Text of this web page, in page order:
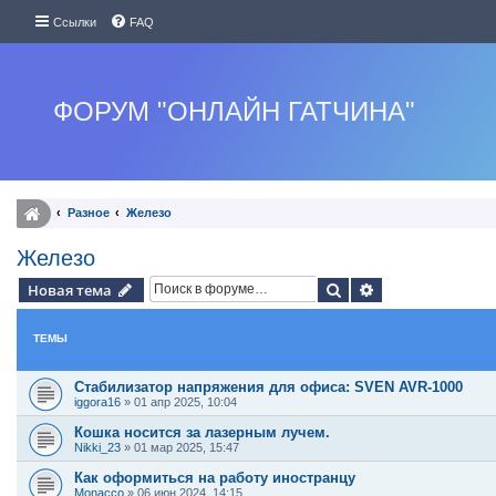
Ссылки FAQ
ФОРУМ "ОНЛАЙН ГАТЧИНА"
Разное Железо
Железо
Новая тема Поиск
ТЕМЫ
Стабилизатор напряжения для офиса: SVEN AVR-1000
iggora16 » 01 апр 2025, 10:04
Кошка носится за лазерным лучем.
Nikki_23 » 01 мар 2025, 15:47
Как оформиться на работу иностранцу
Monacco » 06 июн 2024, 14:15